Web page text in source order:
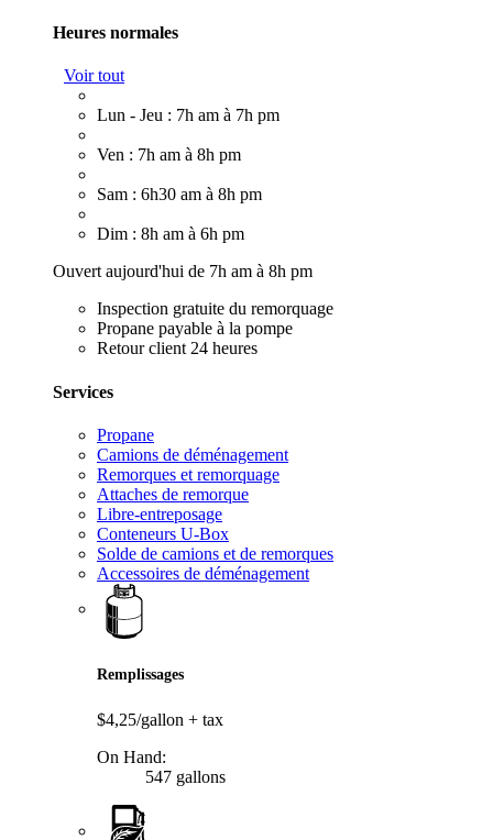
Heures normales
Voir tout
Lun - Jeu : 7h am à 7h pm
Ven : 7h am à 8h pm
Sam : 6h30 am à 8h pm
Dim : 8h am à 6h pm
Ouvert aujourd'hui de 7h am à 8h pm
Inspection gratuite du remorquage
Propane payable à la pompe
Retour client 24 heures
Services
Propane
Camions de déménagement
Remorques et remorquage
Attaches de remorque
Libre-entreposage
Conteneurs U-Box
Solde de camions et de remorques
Accessoires de déménagement
Remplissages
$4,25/gallon + tax
On Hand:
547 gallons